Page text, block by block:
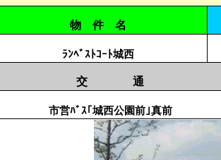
物 件 名
ﾗﾝﾍﾞｽﾄｺｰﾄ城西
交 通
市営ﾊﾞｽ｢城西公園前｣真前